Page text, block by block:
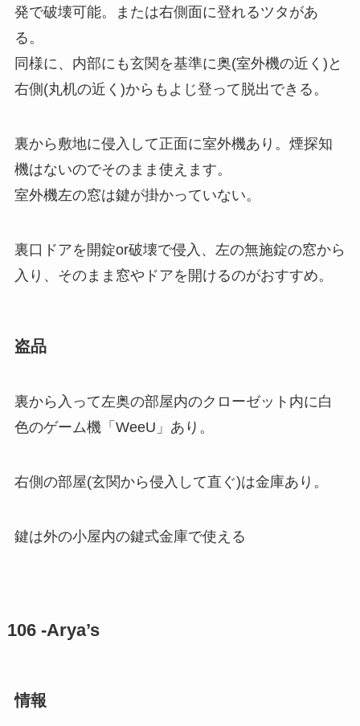
発で破壊可能。または右側面に登れるツタがあ
る。
同様に、内部にも玄関を基準に奥(室外機の近く)と
右側(丸机の近く)からもよじ登って脱出できる。
裏から敷地に侵入して正面に室外機あり。煙探知
機はないのでそのまま使えます。
室外機左の窓は鍵が掛かっていない。
裏口ドアを開錠or破壊で侵入、左の無施錠の窓から
入り、そのまま窓やドアを開けるのがおすすめ。
盗品
裏から入って左奥の部屋内のクローゼット内に白
色のゲーム機「WeeU」あり。
右側の部屋(玄関から侵入して直ぐ)は金庫あり。
鍵は外の小屋内の鍵式金庫で使える
106 -Arya’s
情報